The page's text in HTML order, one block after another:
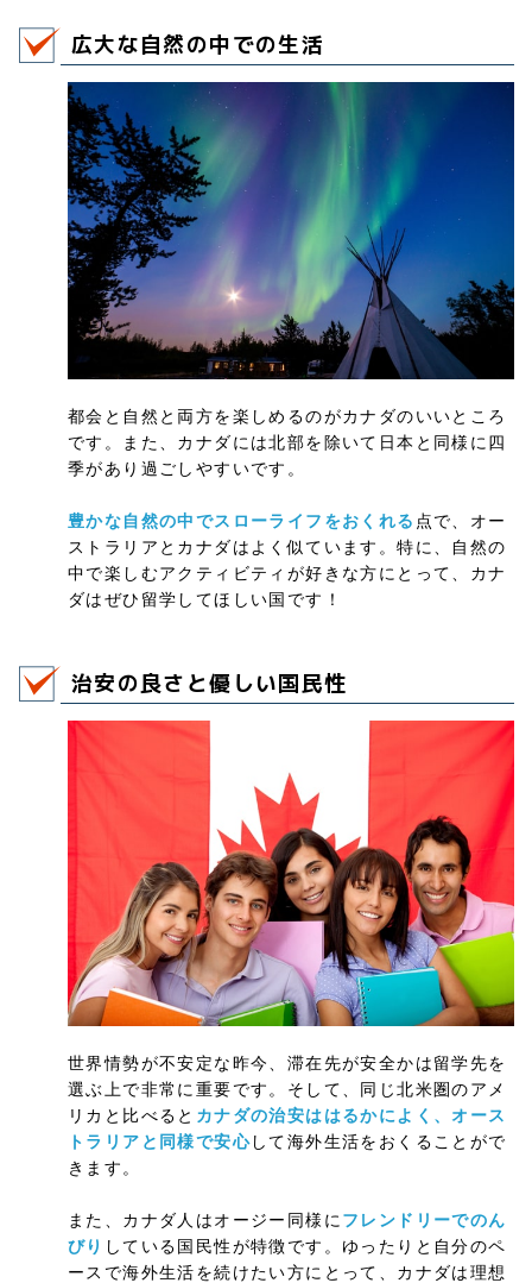
広大な自然の中での生活
都会と自然と両方を楽しめるのがカナダのいいところ
です。また、カナダには北部を除いて日本と同様に四
季があり過ごしやすいです。
豊かな自然の中でスローライフをおくれる 点で、オー
ストラリアとカナダはよく似ています。特に、自然の
中で楽しむアクティビティが好きな方にとって、カナ
ダはぜひ留学してほしい国です！
治安の良さと優しい国民性
世界情勢が不安定な昨今、滞在先が安全かは留学先を
選ぶ上で非常に重要です。そして、同じ北米圏のアメ
リカと比べると カナダの治安ははるかによく、オース
トラリアと同様で安心して海外生活をおくることがで
きます。
また、カナダ人はオージー同様に フレンドリーでのん
びり している国民性が特徴です。ゆったりと自分のペ
ースで海外生活を続けたい方にとって、カナダは理想